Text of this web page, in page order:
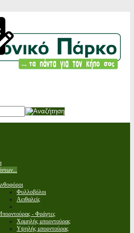
Φυλλοβόλοι
Αειθαλείς
- Φράχτες
Χαμηλής μπορντούρας
Υψηλής μπορντούρας